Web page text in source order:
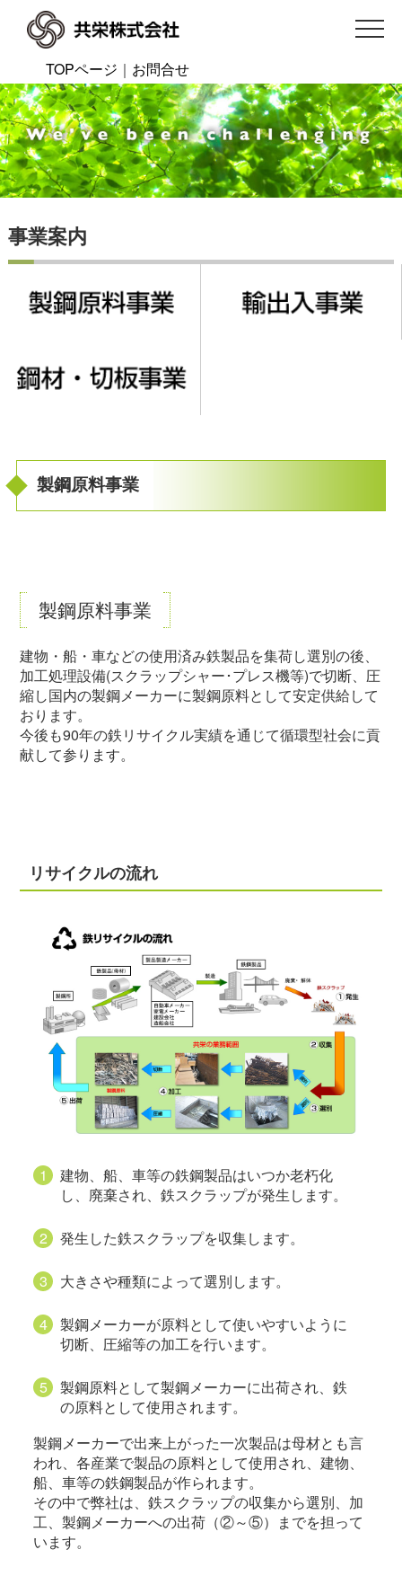
TOPページ ｜ お問合せ
事業案内
製鋼原料事業
製鋼原料事業
建物・船・車などの使用済み鉄製品を集荷し選別の後、
加工処理設備(スクラップシャー･プレス機等)で切断、圧
縮し国内の製鋼メーカーに製鋼原料として安定供給して
おります。
今後も90年の鉄リサイクル実績を通じて循環型社会に貢
献して参ります。
リサイクルの流れ
建物、船、車等の鉄鋼製品はいつか老朽化
し、廃棄され、鉄スクラップが発生します。
発生した鉄スクラップを収集します。
大きさや種類によって選別します。
製鋼メーカーが原料として使いやすいように
切断、圧縮等の加工を行います。
製鋼原料として製鋼メーカーに出荷され、鉄
の原料として使用されます。
製鋼メーカーで出来上がった一次製品は母材とも言
われ、各産業で製品の原料として使用され、建物、
船、車等の鉄鋼製品が作られます。
その中で弊社は、鉄スクラップの収集から選別、加
工、製鋼メーカーへの出荷（②～⑤）までを担って
います。